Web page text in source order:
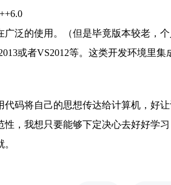
广泛的使用。（但是毕竟版本较老，
或者VS2012等。这类开发环境里
将自己的思想传达给计算机，好让
性，我想只要能够下定决心去好好学